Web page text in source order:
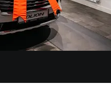
от 4 799 000 ₽